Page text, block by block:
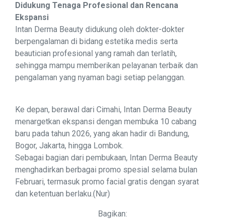
Didukung Tenaga Profesional dan Rencana
Ekspansi
Intan Derma Beauty didukung oleh dokter-dokter
berpengalaman di bidang estetika medis serta
beautician profesional yang ramah dan terlatih,
sehingga mampu memberikan pelayanan terbaik dan
pengalaman yang nyaman bagi setiap pelanggan.
Ke depan, berawal dari Cimahi, Intan Derma Beauty
menargetkan ekspansi dengan membuka 10 cabang
baru pada tahun 2026, yang akan hadir di Bandung,
Bogor, Jakarta, hingga Lombok.
Sebagai bagian dari pembukaan, Intan Derma Beauty
menghadirkan berbagai promo spesial selama bulan
Februari, termasuk promo facial gratis dengan syarat
dan ketentuan berlaku.(Nur)
Bagikan: